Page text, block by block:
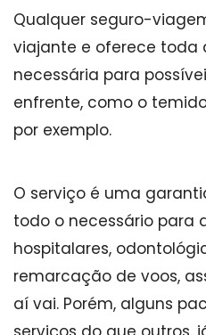
Qualquer seguro-
viajante e oferece toda
necessária para
enfrente, como o
por exemplo.
O serviço é uma
todo o necessário para
hospitalares,
remarcação de voos,
aí vai. Porém, alguns